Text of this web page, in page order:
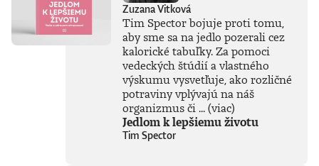
Zuzana Vitková
Tim Spector bojuje proti tomu,
aby sme sa na jedlo pozerali cez
kalorické tabuľky. Za pomoci
vedeckých štúdií a vlastného
výskumu vysvetľuje, ako rozličné
potraviny vplývajú na náš
organizmus či ...(viac)
Jedlom k lepšiemu životu
Tim Spector